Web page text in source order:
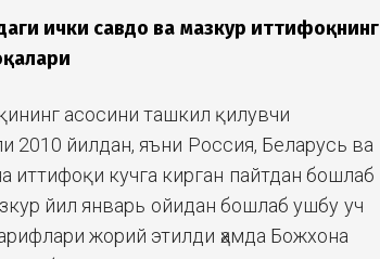
ички савдо ва мазкур иттифоқнинг
асосини ташкил қилувчи
2010 йилдан, яъни Россия, Беларусь ва
иттифоқи кучга кирган пайтдан бошлаб
йил январь ойидан бошлаб ушбу уч
жорий этилди ҳамда Божхона